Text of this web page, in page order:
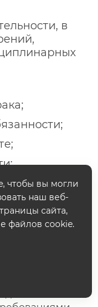
в
места
чтобы вы могли
наш веб-
сайта,
файлов cookie.